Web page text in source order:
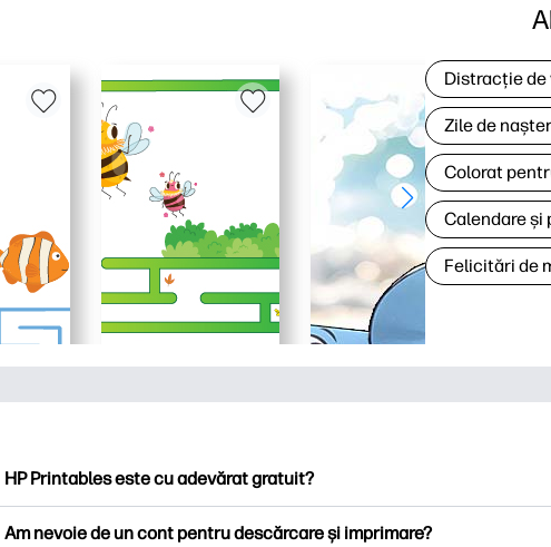
Distracție de
Zile de
Colorat
Calendare
Felicitări de
HP Printables este cu adevărat gratuit?
Am nevoie de un cont pentru descărcare și imprimare?